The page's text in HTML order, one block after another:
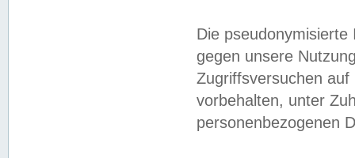
Die
gegen unsere
Zugriffsversuchen
vorbehalten, unter
personenbezogenen